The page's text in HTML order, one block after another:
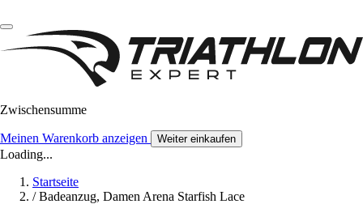
Zwischensumme
Meinen Warenkorb anzeigen Weiter einkaufen
Loading...
Startseite
/ Badeanzug, Damen Arena Starfish Lace